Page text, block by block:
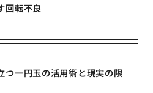
回転不良
つ一円玉の活用術と現実の限